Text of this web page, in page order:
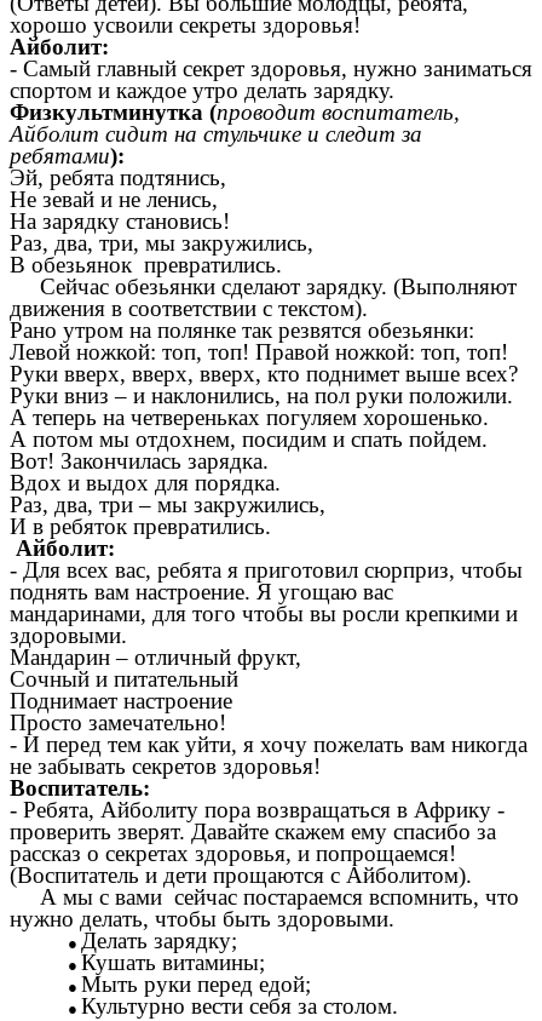
хорошо усвоили секреты здоровья!
Айболит:
- Самый главный секрет здоровья, нужно заниматься
спортом и каждое утро делать зарядку.
Физкультминутка (проводит воспитатель,
Айболит сидит на стульчике и следит за
ребятами):
Эй, ребята подтянись,
Не зевай и не ленись,
На зарядку становись!
Раз, два, три, мы закружились,
В обезьянок превратились.
Сейчас обезьянки сделают зарядку. (Выполняют
движения в соответствии с текстом).
Рано утром на полянке так резвятся обезьянки:
Левой ножкой: топ, топ! Правой ножкой: топ, топ!
Руки вверх, вверх, вверх, кто поднимет выше всех?
Руки вниз – и наклонились, на пол руки положили.
А теперь на четвереньках погуляем хорошенько.
А потом мы отдохнем, посидим и спать пойдем.
Вот! Закончилась зарядка.
Вдох и выдох для порядка.
Раз, два, три – мы закружились,
И в ребяток превратились.
Айболит:
- Для всех вас, ребята я приготовил сюрприз, чтобы
поднять вам настроение. Я угощаю вас
мандаринами, для того чтобы вы росли крепкими и
здоровыми.
Мандарин – отличный фрукт,
Сочный и питательный
Поднимает настроение
Просто замечательно!
- И перед тем как уйти, я хочу пожелать вам никогда
не забывать секретов здоровья!
Воспитатель:
- Ребята, Айболиту пора возвращаться в Африку -
проверить зверят. Давайте скажем ему спасибо за
рассказ о секретах здоровья, и попрощаемся!
(Воспитатель и дети прощаются с Айболитом).
А мы с вами сейчас постараемся вспомнить, что
нужно делать, чтобы быть здоровыми.
Делать зарядку;
Кушать витамины;
Мыть руки перед едой;
Культурно вести себя за столом.